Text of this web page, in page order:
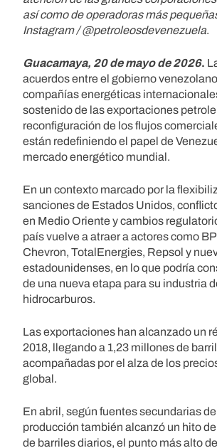
así como de operadoras más
Instagram / @petroleosdevenezuela.
Guacamaya, 20 de mayo de 2026.
acuerdos entre el gobierno
compañías energéticas
sostenido de las exportaciones
reconfiguración de los flujos
están redefiniendo el papel de
mercado energético mundial.
En un contexto marcado por la
sanciones de Estados Unidos,
en Medio Oriente y cambios
país vuelve a atraer a actores como
Chevron, TotalEnergies, Repsol y
estadounidenses, en lo que podría
de una nueva etapa para su industria
hidrocarburos.
Las exportaciones han alcanzado un
2018, llegando a 1,23 millones de
acompañadas por el alza de los
global.
En abril, según fuentes secundarias
producción también alcanzó un hito
de barriles diarios, el punto más alto